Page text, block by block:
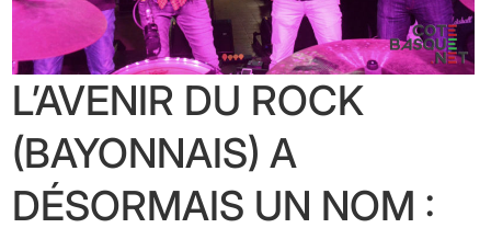
L’AVENIR DU ROCK
(BAYONNAIS) A
DÉSORMAIS UN NOM :